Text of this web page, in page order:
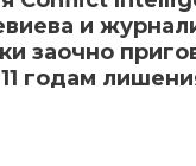
и
заочно
годам